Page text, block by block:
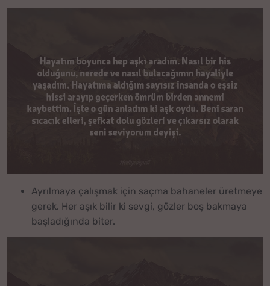
Ayrılmaya çalışmak için saçma bahaneler üretmeye
gerek. Her aşık bilir ki sevgi, gözler boş bakmaya
başladığında biter.